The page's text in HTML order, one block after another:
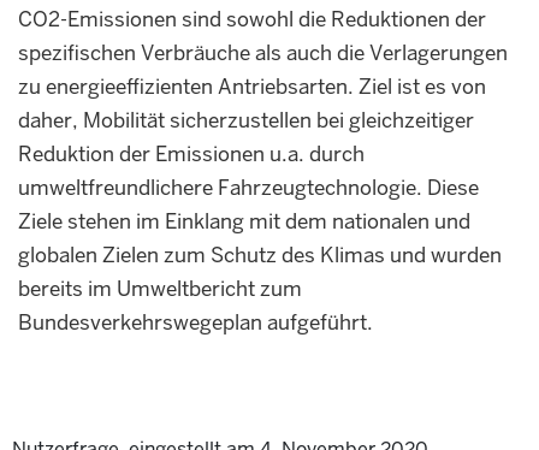
CO2-Emissionen sind sowohl die Reduktionen der
spezifischen Verbräuche als auch die Verlagerungen
zu energieeffizienten Antriebsarten. Ziel ist es von
daher, Mobilität sicherzustellen bei gleichzeitiger
Reduktion der Emissionen u.a. durch
umweltfreundlichere Fahrzeugtechnologie. Diese
Ziele stehen im Einklang mit dem nationalen und
globalen Zielen zum Schutz des Klimas und wurden
bereits im Umweltbericht zum
Bundesverkehrswegeplan aufgeführt.